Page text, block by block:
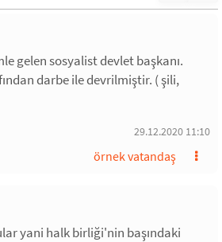
gelen sosyalist devlet başkanı.
darbe ile devrilmiştir. ( şili,
29.12.2020 11:10
örnek vatandaş
yani halk birliği'nin başındaki